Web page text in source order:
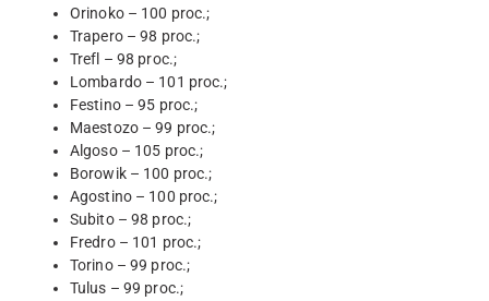
Orinoko – 100 proc.;
Trapero – 98 proc.;
Trefl – 98 proc.;
Lombardo – 101 proc.;
Festino – 95 proc.;
Maestozo – 99 proc.;
Algoso – 105 proc.;
Borowik – 100 proc.;
Agostino – 100 proc.;
Subito – 98 proc.;
Fredro – 101 proc.;
Torino – 99 proc.;
Tulus – 99 proc.;